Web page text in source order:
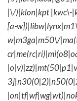
|\/)|klon|kpt |kwc\-
[a-
w|m3ga|m50\/